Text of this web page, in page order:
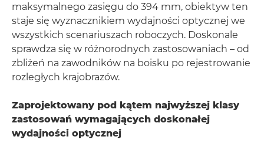
maksymalnego zasięgu do 394 mm, obiektyw ten
staje się wyznacznikiem wydajności optycznej we
wszystkich scenariuszach roboczych. Doskonale
sprawdza się w różnorodnych zastosowaniach – od
zbliżeń na zawodników na boisku po rejestrowanie
rozległych krajobrazów.
Zaprojektowany pod kątem najwyższej klasy
zastosowań wymagających doskonałej
wydajności optycznej